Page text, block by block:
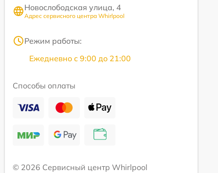
Новослободская улица, 4
Адрес сервисного центра Whirlpool
Режим работы:
Ежедневно с 9:00 до 21:00
Способы оплаты
© 2026 Сервисный центр Whirlpool